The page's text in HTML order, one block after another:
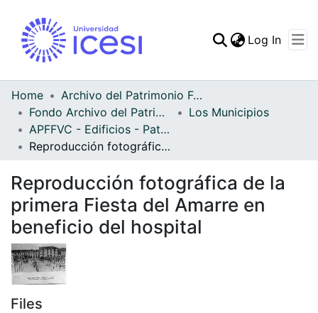
Statistics
Log In
Home
Archivo del Patrimonio Fotográfico y Fílmico del Valle del Cauca
Fondo Archivo del Patrimonio Fotográfico y Fílmico del Valle del Cauca
Los Municipios
APFFVC - Edificios - Patrimonial
Reproducción fotográfica de la primera Fiesta del Amarre en beneficio del hospital
Reproducción fotográfica de la
primera Fiesta del Amarre en
beneficio del hospital
Files